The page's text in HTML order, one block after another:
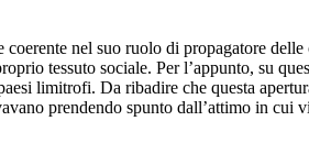
nel suo ruolo di propagatore
tessuto sociale. Per l’appunto, su
limitrofi. Da ribadire che questa
prendendo spunto dall’attimo in